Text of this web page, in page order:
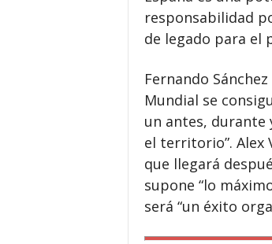
responsabilidad
de legado para el
Fernando
Mundial se
un antes, durante
el territorio”. Alex
que llegará
supone “lo
será “un éxito